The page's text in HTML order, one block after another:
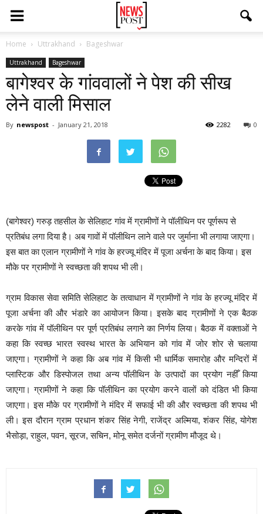
Home Uttrakhand Bageshwar
Uttrakhand Bageshwar
बागेश्वर के गांववालों ने पेश की सीख
लेने वाली मिसाल
By newspost - January 21, 2018 0
2282
(बागेश्वर) गरुड़ तहसील के सेलिहाट गांव में ग्रामीणों ने पॉलीथिन पर पूर्णरूप से
प्रतिबंध लगा दिया है। अब गावों में पॉलीथिन लाने वाले पर जुर्माना भी लगाया जाएगा।
इस बात का एलान ग्रामीणों ने गांव के हरज्यू मंदिर में पूजा अर्चना के बाद किया। इस
मौके पर ग्रामीणों ने स्वच्छता की शपथ भी ली।
ग्राम विकास सेवा समिति सेलिहाट के तत्वाधान में ग्रामीणों ने गांव के हरज्यू मंदिर में
पूजा अर्चना की और भंडारे का आयोजन किया। इसके बाद ग्रामीणों ने एक बैठक
करके गांव में पॉलीथिन पर पूर्ण प्रतिबंध लगाने का निर्णय लिया। बैठक में वक्ताओं ने
कहा कि स्वच्छ भारत स्वस्थ भारत के अभियान को गांव में जोर शोर से चलाया
जाएगा। ग्रामीणों ने कहा कि अब गांव में किसी भी धार्मिक समारोह और मन्दिरों में
प्लास्टिक और डिस्पोजल तथा अन्य पॉलीथिन के उत्पादों का प्रयोग नहीँ किया
जाएगा। ग्रामीणों ने कहा कि पॉलीथिन का प्रयोग करने वालों को दंडित भी किया
जाएगा। इस मौके पर ग्रामीणों ने मंदिर में सफाई भी की और स्वच्छता की शपथ भी
ली। इस दौरान ग्राम प्रधान शंकर सिंह नेगी, राजेंद्र अल्मिया, शंकर सिंह, योगेश
भैसोड़ा, राहुल, पवन, सूरज, सचिन, मोनू समेत दर्जनों ग्रामीण मौजूद थे।